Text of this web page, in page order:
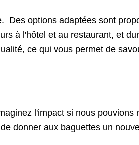
Des options adaptées sont
à l'hôtel et au restaurant, et
ce qui vous permet de
l'impact si nous pouvions
donner aux baguettes un